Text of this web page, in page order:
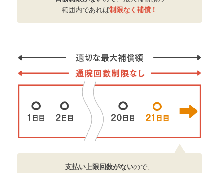
範囲内であれば制限なく補償！
支払い上限回数がないので、